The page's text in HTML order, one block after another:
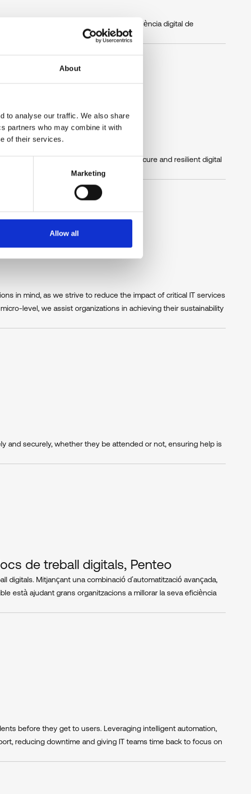
About
to analyse our traffic. We also share
partners who may combine it with
of their services.
Marketing
Allow all
and security with Flexxible. Millora l'experiència digital de
their IT infrastructure, ensuring a secure and resilient digital
in mind, as we strive to reduce the impact of critical IT services
level, we assist organizations in achieving their sustainability
and securely, whether they be attended or not, ensuring help is
de treball digitals, Penteo
digitals. Mitjançant una combinació d'automatització avançada,
està ajudant grans organitzacions a millorar la seva eficiència
before they get to users. Leveraging intelligent automation,
reducing downtime and giving IT teams time back to focus on